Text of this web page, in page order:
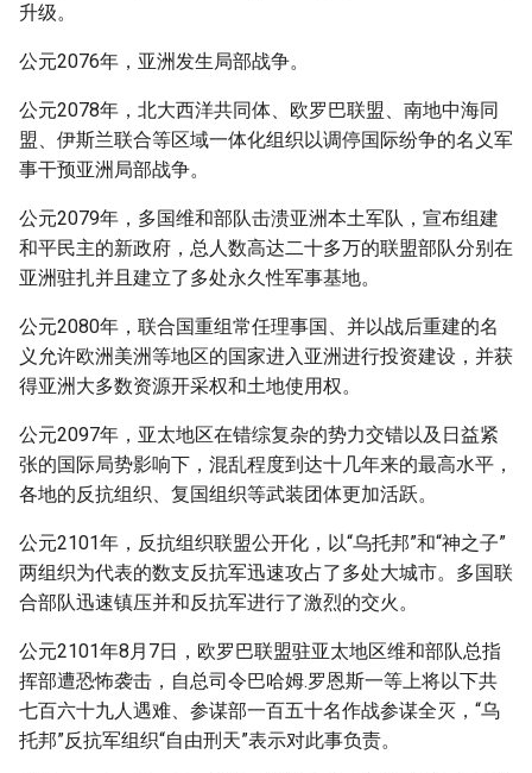
升级。
公元2076年，亚洲发生局部战争。
公元2078年，北大西洋共同体、欧罗巴联盟、南地中海同
盟、伊斯兰联合等区域一体化组织以调停国际纷争的名义军
事干预亚洲局部战争。
公元2079年，多国维和部队击溃亚洲本土军队，宣布组建
和平民主的新政府，总人数高达二十多万的联盟部队分别在
亚洲驻扎并且建立了多处永久性军事基地。
公元2080年，联合国重组常任理事国、并以战后重建的名
义允许欧洲美洲等地区的国家进入亚洲进行投资建设，并获
得亚洲大多数资源开采权和土地使用权。
公元2097年，亚太地区在错综复杂的势力交错以及日益紧
张的国际局势影响下，混乱程度到达十几年来的最高水平，
各地的反抗组织、复国组织等武装团体更加活跃。
公元2101年，反抗组织联盟公开化，以“乌托邦”和“神之子”
两组织为代表的数支反抗军迅速攻占了多处大城市。多国联
合部队迅速镇压并和反抗军进行了激烈的交火。
公元2101年8月7日，欧罗巴联盟驻亚太地区维和部队总指
挥部遭恐怖袭击，自总司令巴哈姆.罗恩斯一等上将以下共
七百六十九人遇难、参谋部一百五十名作战参谋全灭，“乌
托邦”反抗军组织“自由刑天”表示对此事负责。